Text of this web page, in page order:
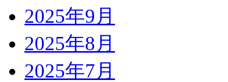
2025年9月
2025年8月
2025年7月